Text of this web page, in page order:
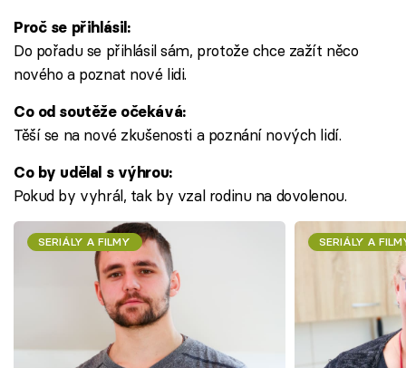
Proč se přihlásil:
Do pořadu se přihlásil sám, protože chce zažít něco
nového a poznat nové lidi.
Co od soutěže očekává:
Těší se na nové zkušenosti a poznání nových lidí.
Co by udělal s výhrou:
Pokud by vyhrál, tak by vzal rodinu na dovolenou.
SERIÁLY A FILMY SERIÁLY A